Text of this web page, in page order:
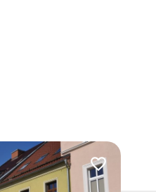
Dodaj do